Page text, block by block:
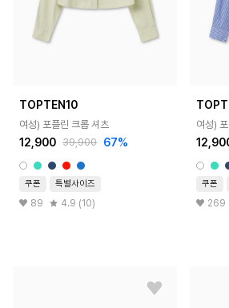
TOPTEN10
여성) 포플린 크롭 셔츠
12,900 39,900 67%
쿠폰 특별사이즈
89 4.9 (10)
여성)
쿠폰
269